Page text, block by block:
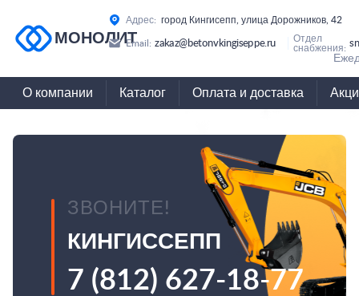
МОНОЛИТ
Адрес: город Кингисепп, улица Дорожников, 42
Email: zakaz@betonvkingiseppe.ru
Отдел
снабжения:
О компании Каталог Оплата и доставка
ЗВОНИТЕ!
КИНГИССЕПП
7 (812) 627-18-77